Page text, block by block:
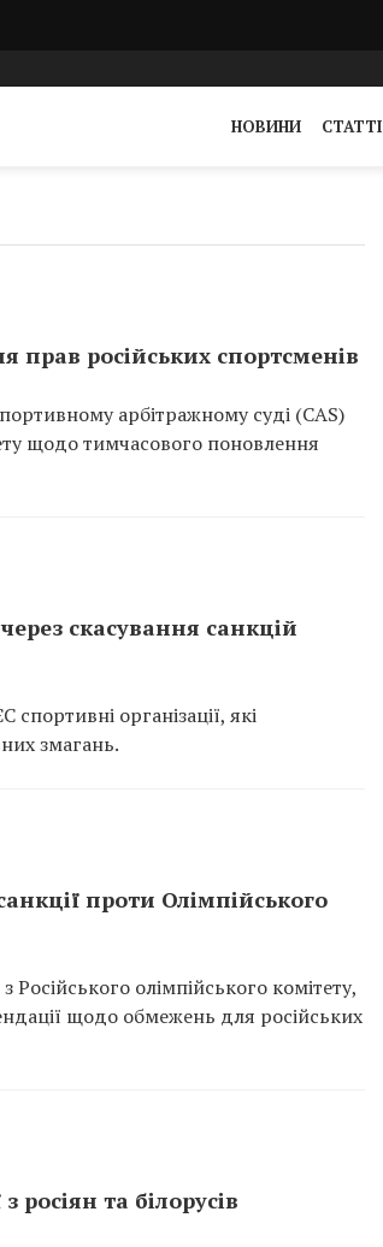
НОВИНИ СТАТТІ
російських спортсменів
арбітражному суді (CAS)
щодо тимчасового поновлення
скасування санкцій
організації, які
змагань.
проти Олімпійського
олімпійського комітету,
щодо обмежень для російських
та білорусів